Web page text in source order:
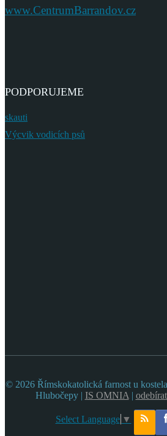
www.CentrumBarrandov.cz
PODPORUJEME
skauti
Výcvik vodicích psů
© 2026 Římskokatolická farnost u
Hlubočepy | IS OMNIA |
Select Language ▼